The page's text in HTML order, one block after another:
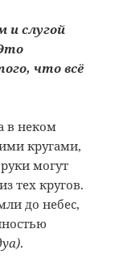
и слугой
что всё
в неком
кругами,
могут
тех кругов.
до небес,
.